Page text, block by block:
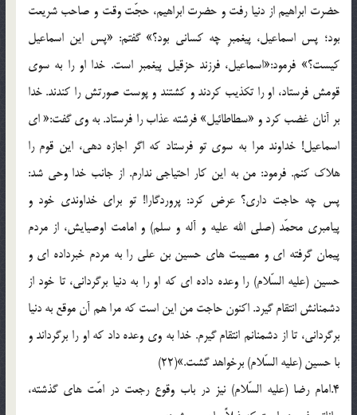
حضرت ابراهیم از دنیا رفت و حضرت ابراهیم، حجّت وقت و صاحب شریعت
بود؛ پس اسماعیل، پیغمبرِ چه کسانی بود؟» گفتم: «پس این اسماعیل
کیست؟» فرمود:«اسماعیل، فرزند حزقیل پیغمبر است. خدا او را به سوی
قومش فرستاد، او را تکذیب کردند و کشتند و پوست صورتش را کندند. خدا
بر آنان غضب کرد و «سطاطائیل» فرشته عذاب را فرستاد. به وی گفت:« ای
اسماعیل! خداوند مرا به سوی تو فرستاد که اگر اجازه دهی، این قوم را
هلاک کنم. فرمود: من به این کار احتیاجی ندارم. از جانب خدا وحی شد:
پس چه حاجت داری؟ عرض کرد: پروردگارا! تو برای خداوندی خود و
پیامبری محمّد (صلی الله علیه و آله و سلم) و امامت اوصیایش، از مردم
پیمان گرفته ای و مصیبت های حسین بن علی را به مردم خبرداده ای و
حسین (علیه السّلام) را وعده داده ای که او را به دنیا برگردانی، تا خود از
دشمنانش انتقام گیرد. اکنون حاجت من این است که مرا هم آن موقع به دنیا
برگردانی، تا از دشمنانم انتقام گیرم. خدا به وی وعده داد که او را برگرداند و
با حسین (علیه السّلام) برخواهد گشت.»(22)
4.امام رضا (علیه السّلام) نیز در باب وقوع رجعت در امّت های گذشته،